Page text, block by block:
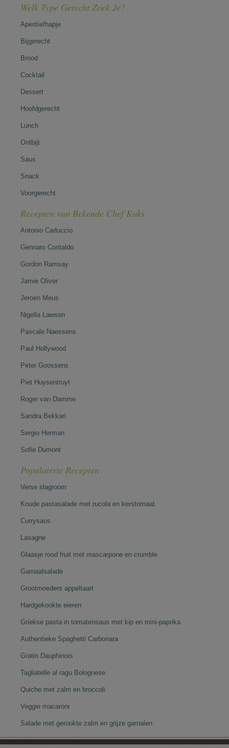
Welk Type Gerecht Zoek Je?
Aperitiefhapje
Bijgerecht
Brood
Cocktail
Dessert
Hoofdgerecht
Lunch
Ontbijt
Saus
Snack
Voorgerecht
Recepten van Bekende Chef Koks
Antonio Carluccio
Gennaro Contaldo
Gordon Ramsay
Jamie Oliver
Jeroen Meus
Nigella Lawson
Pascale Naessens
Paul Hollywood
Peter Goossens
Piet Huysentruyt
Roger van Damme
Sandra Bekkari
Sergio Herman
Sofie Dumont
Populairste Recepten
Verse slagroom
Koude pastasalade met rucola en kerstomaat
Currysaus
Lasagne
Glaasje rood fruit met mascarpone en crumble
Garnaalsalade
Grootmoeders appeltaart
Hardgekookte eieren
Griekse pasta in tomatensaus met kip en mini-paprika
Authentieke Spaghetti Carbonara
Gratin Dauphinois
Tagliatelle al ragu Bolognese
Quiche met zalm en broccoli
Veggie macaroni
Salade met gerookte zalm en grijze garnalen